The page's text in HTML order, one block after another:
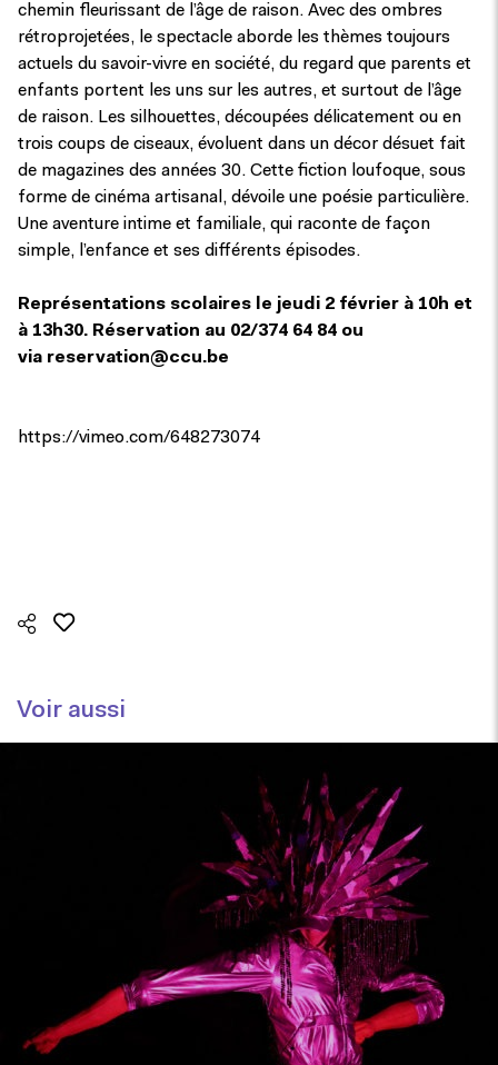
chemin fleurissant de l’âge de raison. Avec des ombres
rétroprojetées, le spectacle aborde les thèmes toujours
actuels du savoir-vivre en société, du regard que parents et
enfants portent les uns sur les autres, et surtout de l’âge
de raison. Les silhouettes, découpées délicatement ou en
trois coups de ciseaux, évoluent dans un décor désuet fait
de magazines des années 30. Cette fiction loufoque, sous
forme de cinéma artisanal, dévoile une poésie particulière.
Une aventure intime et familiale, qui raconte de façon
simple, l’enfance et ses différents épisodes.
Représentations scolaires le jeudi 2 février à 10h et
à 13h30. Réservation au 02/374 64 84 ou
via reservation@ccu.be
https://vimeo.com/648273074
Voir aussi